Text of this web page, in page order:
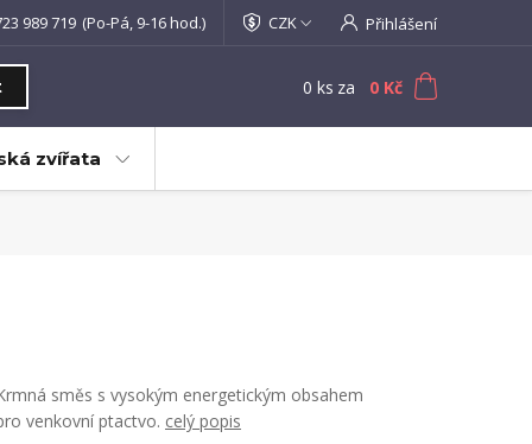
CZK Přihlášení
989 719 (Po-Pá, 9-16 hod.)
0 ks za 0 Kč
zvířata
směs s vysokým energetickým obsahem
venkovní ptactvo. celý popis